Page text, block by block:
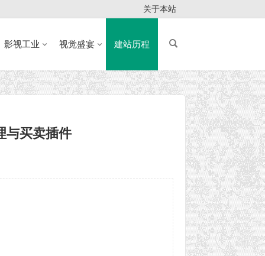
关于本站
影视工业 视觉盛宴 建站历程
买卖插件